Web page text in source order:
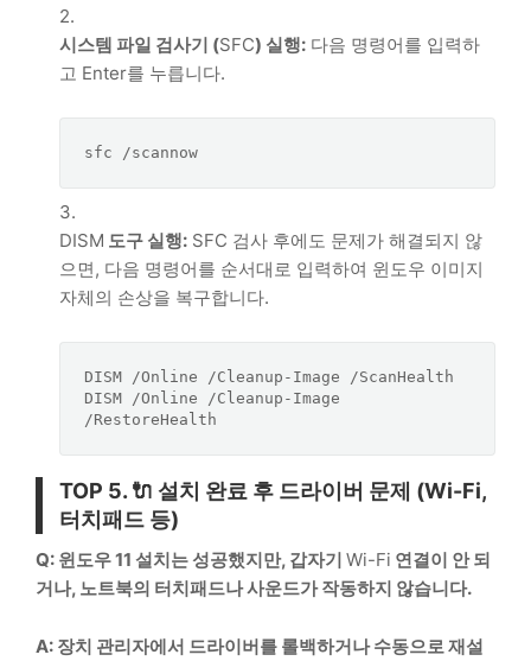
시스템 파일 검사기 (SFC) 실행: 다음 명령어를 입력하
고 Enter를 누릅니다.
DISM 도구 실행: SFC 검사 후에도 문제가 해결되지 않
으면, 다음 명령어를 순서대로 입력하여 윈도우 이미지
자체의 손상을 복구합니다.
DISM /Online /Cleanup-Image /ScanHealth
DISM /Online /Cleanup-Image
TOP 5. 🔌 설치 완료 후 드라이버 문제 (Wi-Fi,
터치패드 등)
Q: 윈도우 11 설치는 성공했지만, 갑자기 Wi-Fi 연결이 안 되
거나, 노트북의 터치패드나 사운드가 작동하지 않습니다.
A: 장치 관리자에서 드라이버를 롤백하거나 수동으로 재설